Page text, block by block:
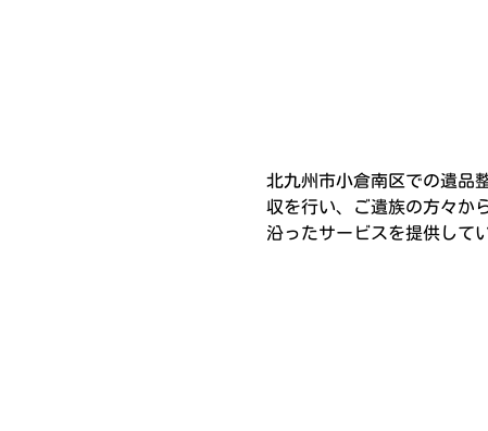
北九州市小倉南区での遺品
収を行い、ご遺族の方々か
沿ったサービスを提供して